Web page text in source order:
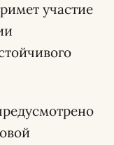
участие